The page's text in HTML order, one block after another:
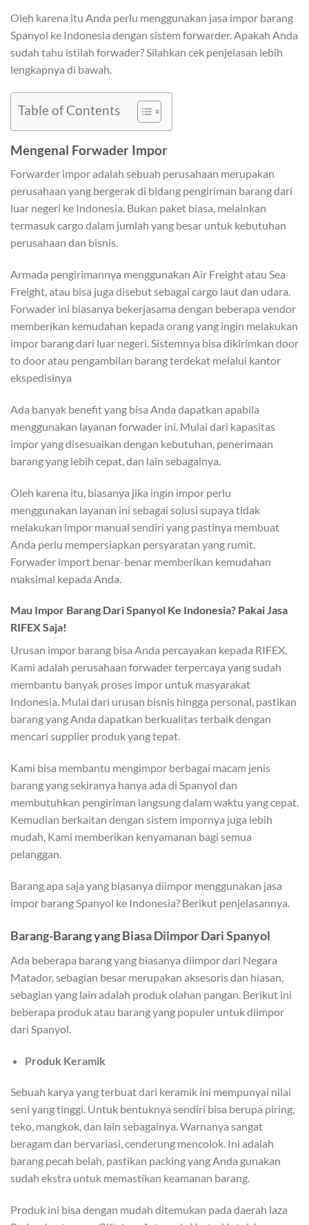
Oleh karena itu Anda perlu menggunakan jasa impor barang
Spanyol ke Indonesia dengan sistem forwarder. Apakah Anda
sudah tahu istilah forwader? Silahkan cek penjelasan lebih
lengkapnya di bawah.
Table of Contents
Mengenal Forwader Impor
Forwarder impor adalah sebuah perusahaan merupakan
perusahaan yang bergerak di bidang pengiriman barang dari
luar negeri ke Indonesia. Bukan paket biasa, melainkan
termasuk cargo dalam jumlah yang besar untuk kebutuhan
perusahaan dan bisnis.
Armada pengirimannya menggunakan Air Freight atau Sea
Freight, atau bisa juga disebut sebagai cargo laut dan udara.
Forwader ini biasanya bekerjasama dengan beberapa vendor
memberikan kemudahan kepada orang yang ingin melakukan
impor barang dari luar negeri. Sistemnya bisa dikirimkan door
to door atau pengambilan barang terdekat melalui kantor
ekspedisinya
Ada banyak benefit yang bisa Anda dapatkan apabila
menggunakan layanan forwader ini. Mulai dari kapasitas
impor yang disesuaikan dengan kebutuhan, penerimaan
barang yang lebih cepat, dan lain sebagainya.
Oleh karena itu, biasanya jika ingin impor perlu
menggunakan layanan ini sebagai solusi supaya tidak
melakukan impor manual sendiri yang pastinya membuat
Anda perlu mempersiapkan persyaratan yang rumit.
Forwader import benar-benar memberikan kemudahan
maksimal kepada Anda.
Mau Impor Barang Dari Spanyol Ke Indonesia? Pakai Jasa
RIFEX Saja!
Urusan impor barang bisa Anda percayakan kepada RIFEX.
Kami adalah perusahaan forwader terpercaya yang sudah
membantu banyak proses impor untuk masyarakat
Indonesia. Mulai dari urusan bisnis hingga personal, pastikan
barang yang Anda dapatkan berkualitas terbaik dengan
mencari supplier produk yang tepat.
Kami bisa membantu mengimpor berbagai macam jenis
barang yang sekiranya hanya ada di Spanyol dan
membutuhkan pengiriman langsung dalam waktu yang cepat.
Kemudian berkaitan dengan sistem impornya juga lebih
mudah, Kami memberikan kenyamanan bagi semua
pelanggan.
Barang apa saja yang biasanya diimpor menggunakan jasa
impor barang Spanyol ke Indonesia? Berikut penjelasannya.
Barang-Barang yang Biasa Diimpor Dari Spanyol
Ada beberapa barang yang biasanya diimpor dari Negara
Matador, sebagian besar merupakan aksesoris dan hiasan,
sebagian yang lain adalah produk olahan pangan. Berikut ini
beberapa produk atau barang yang populer untuk diimpor
dari Spanyol.
Produk Keramik
Sebuah karya yang terbuat dari keramik ini mempunyai nilai
seni yang tinggi. Untuk bentuknya sendiri bisa berupa piring,
teko, mangkok, dan lain sebagainya. Warnanya sangat
beragam dan bervariasi, cenderung mencolok. Ini adalah
barang pecah belah, pastikan packing yang Anda gunakan
sudah ekstra untuk memastikan keamanan barang.
Produk ini bisa dengan mudah ditemukan pada daerah laza